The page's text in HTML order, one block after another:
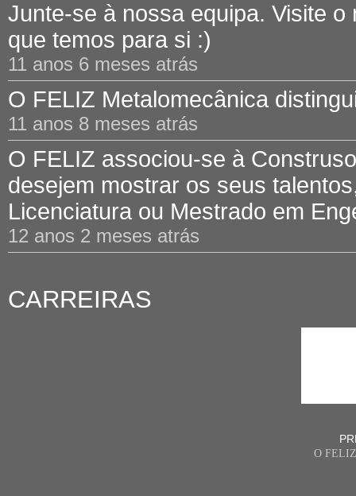
Junte-se à nossa equipa. Visite
que temos para si :)
11 anos 6 meses atrás
O FELIZ Metalomecânica
11 anos 8 meses atrás
O FELIZ associou-se à
desejem mostrar os seus
Licenciatura ou Mestrado em
12 anos 2 meses atrás
CARREIRAS
O